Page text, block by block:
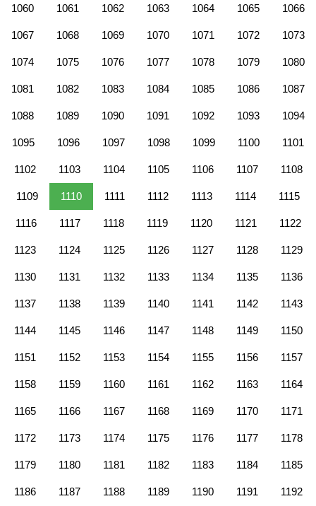
1060 1061 1062 1063 1064 1065 1066
1067 1068 1069 1070 1071 1072 1073
1074 1075 1076 1077 1078 1079 1080
1081 1082 1083 1084 1085 1086 1087
1088 1089 1090 1091 1092 1093 1094
1095 1096 1097 1098 1099 1100 1101
1102 1103 1104 1105 1106 1107 1108
1109 1110 1111 1112 1113 1114 1115
1116 1117 1118 1119 1120 1121 1122
1123 1124 1125 1126 1127 1128 1129
1130 1131 1132 1133 1134 1135 1136
1137 1138 1139 1140 1141 1142 1143
1144 1145 1146 1147 1148 1149 1150
1151 1152 1153 1154 1155 1156 1157
1158 1159 1160 1161 1162 1163 1164
1165 1166 1167 1168 1169 1170 1171
1172 1173 1174 1175 1176 1177 1178
1179 1180 1181 1182 1183 1184 1185
1186 1187 1188 1189 1190 1191 1192